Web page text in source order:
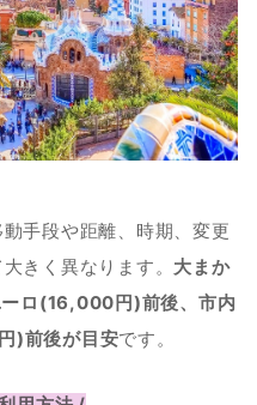
手段や距離、時期、変更
きく異なります。 大まか
ロ(16,000円)前後、市内
)前後が目安です。